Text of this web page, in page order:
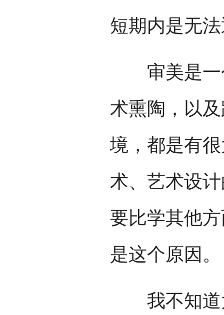
短期内是无
审美是一
术熏陶，以
境，都是有
术、艺术设
要比学其他
是这个原因。
我不知道